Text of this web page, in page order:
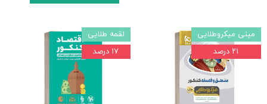
مینی میکروطلایی
۲۱ درصد
لقمه طلایی
۱۷ درصد